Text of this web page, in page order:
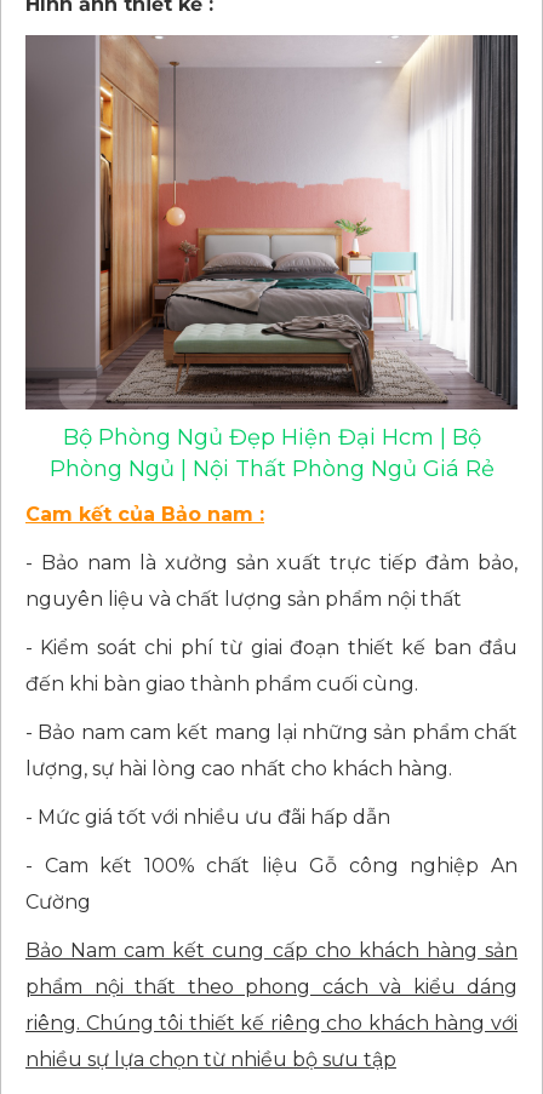
Hình ảnh thiết kế :
Bộ Phòng Ngủ Đẹp Hiện Đại Hcm | Bộ
Phòng Ngủ | Nội Thất Phòng Ngủ Giá Rẻ
Cam kết của Bảo nam :
- Bảo nam là xưởng sản xuất trực tiếp đảm bảo,
nguyên liệu và chất lượng sản phẩm nội thất
- Kiểm soát chi phí từ giai đoạn thiết kế ban đầu
đến khi bàn giao thành phẩm cuối cùng.
- Bảo nam cam kết mang lại những sản phẩm chất
lượng, sự hài lòng cao nhất cho khách hàng.
- Mức giá tốt với nhiều ưu đãi hấp dẫn
- Cam kết 100% chất liệu Gỗ công nghiệp An
Cường
Bảo Nam cam kết cung cấp cho khách hàng sản
phẩm nội thất theo phong cách và kiểu dáng
riêng. Chúng tôi thiết kế riêng cho khách hàng với
nhiều sự lựa chọn từ nhiều bộ sưu tập